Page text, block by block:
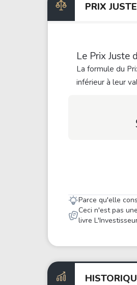
PRIX
Le Prix Juste
La formule du
inférieur à leur
Parce qu'elle
Ceci n'est pas
livre